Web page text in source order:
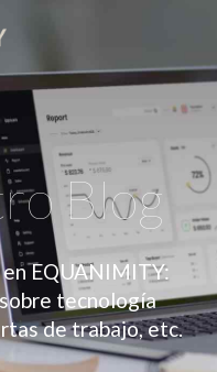
Blog
EQUANIMITY:
tecnología
de trabajo, etc.